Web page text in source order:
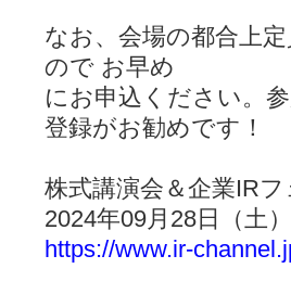
なお、会場の都合上
ので お早め
にお申込ください。
登録がお勧めです！
株式講演会＆企業IR
2024年09月28日（
https://www.ir-